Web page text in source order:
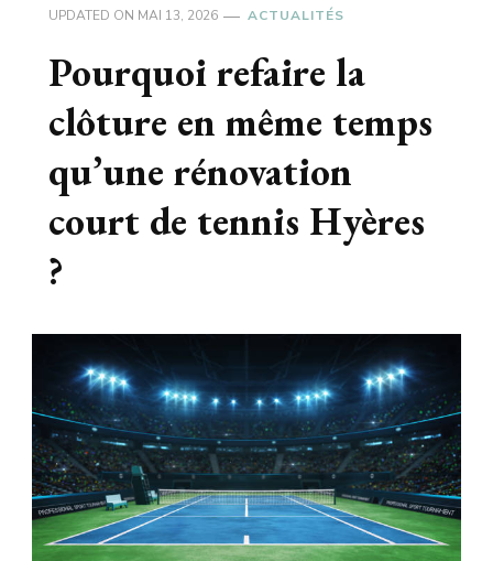
UPDATED ON MAI 13, 2026 ACTUALITÉS
Pourquoi refaire la
clôture en même temps
qu’une rénovation
court de tennis Hyères
?